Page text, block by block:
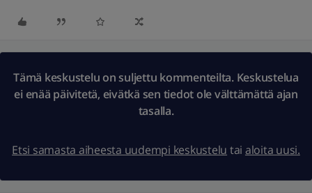
Tämä keskustelu on suljettu kommenteilta. Keskustelua
ei enää päivitetä, eivätkä sen tiedot ole välttämättä ajan
tasalla.
Etsi samasta aiheesta uudempi keskustelu tai aloita uusi.